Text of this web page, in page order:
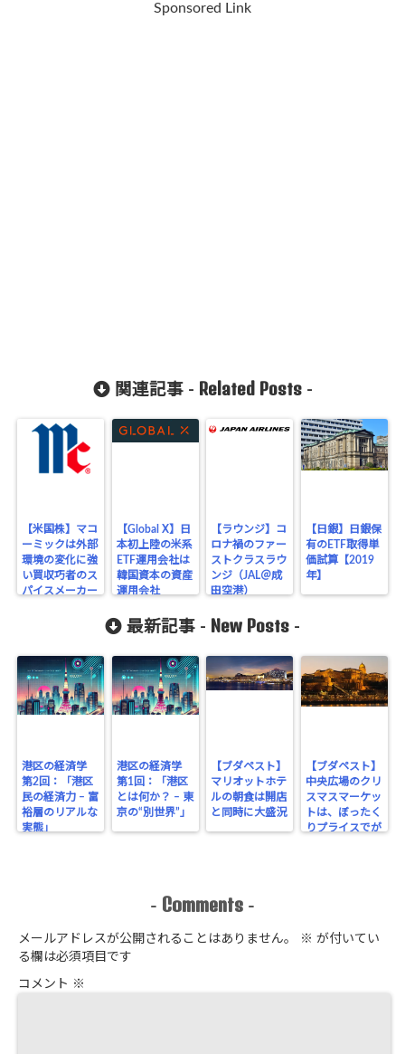
Sponsored Link
関連記事 - Related Posts-
【米国株】マコ
ーミックは外部
環境の変化に強
い買収巧者のス
パイスメーカー
【Global X】日
本初上陸の米系
ETF運用会社は
韓国資本の資産
運用会社
【ラウンジ】コ
ロナ禍のファー
ストクラスラウ
ンジ（JAL＠成
田空港）
【日銀】日銀保
有のETF取得単
価試算【2019
年】
最新記事 - New Posts -
港区の経済学
第2回：「港区
民の経済力 – 富
裕層のリアルな
実態」
港区の経済学
第1回：「港区
とは何か？ – 東
京の“別世界”」
【ブダペスト】
マリオットホテ
ルの朝食は開店
と同時に大盛況
【ブダペスト】
中央広場のクリ
スマスマーケッ
トは、ぼったく
りプライスでが
- Comments -
メールアドレスが公開されることはありません。 ※ が付いてい
る欄は必須項目です
コメント ※